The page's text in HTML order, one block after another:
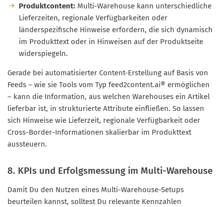
Produktcontent: Multi-Warehouse kann unterschiedliche
Lieferzeiten, regionale Verfügbarkeiten oder
länderspezifische Hinweise erfordern, die sich dynamisch
im Produkttext oder in Hinweisen auf der Produktseite
widerspiegeln.
Gerade bei automatisierter Content-Erstellung auf Basis von
Feeds – wie sie Tools vom Typ feed2content.ai® ermöglichen
– kann die Information, aus welchen Warehouses ein Artikel
lieferbar ist, in strukturierte Attribute einfließen. So lassen
sich Hinweise wie Lieferzeit, regionale Verfügbarkeit oder
Cross-Border-Informationen skalierbar im Produkttext
aussteuern.
8. KPIs und Erfolgsmessung im Multi-Warehouse
Damit Du den Nutzen eines Multi-Warehouse-Setups
beurteilen kannst, solltest Du relevante Kennzahlen